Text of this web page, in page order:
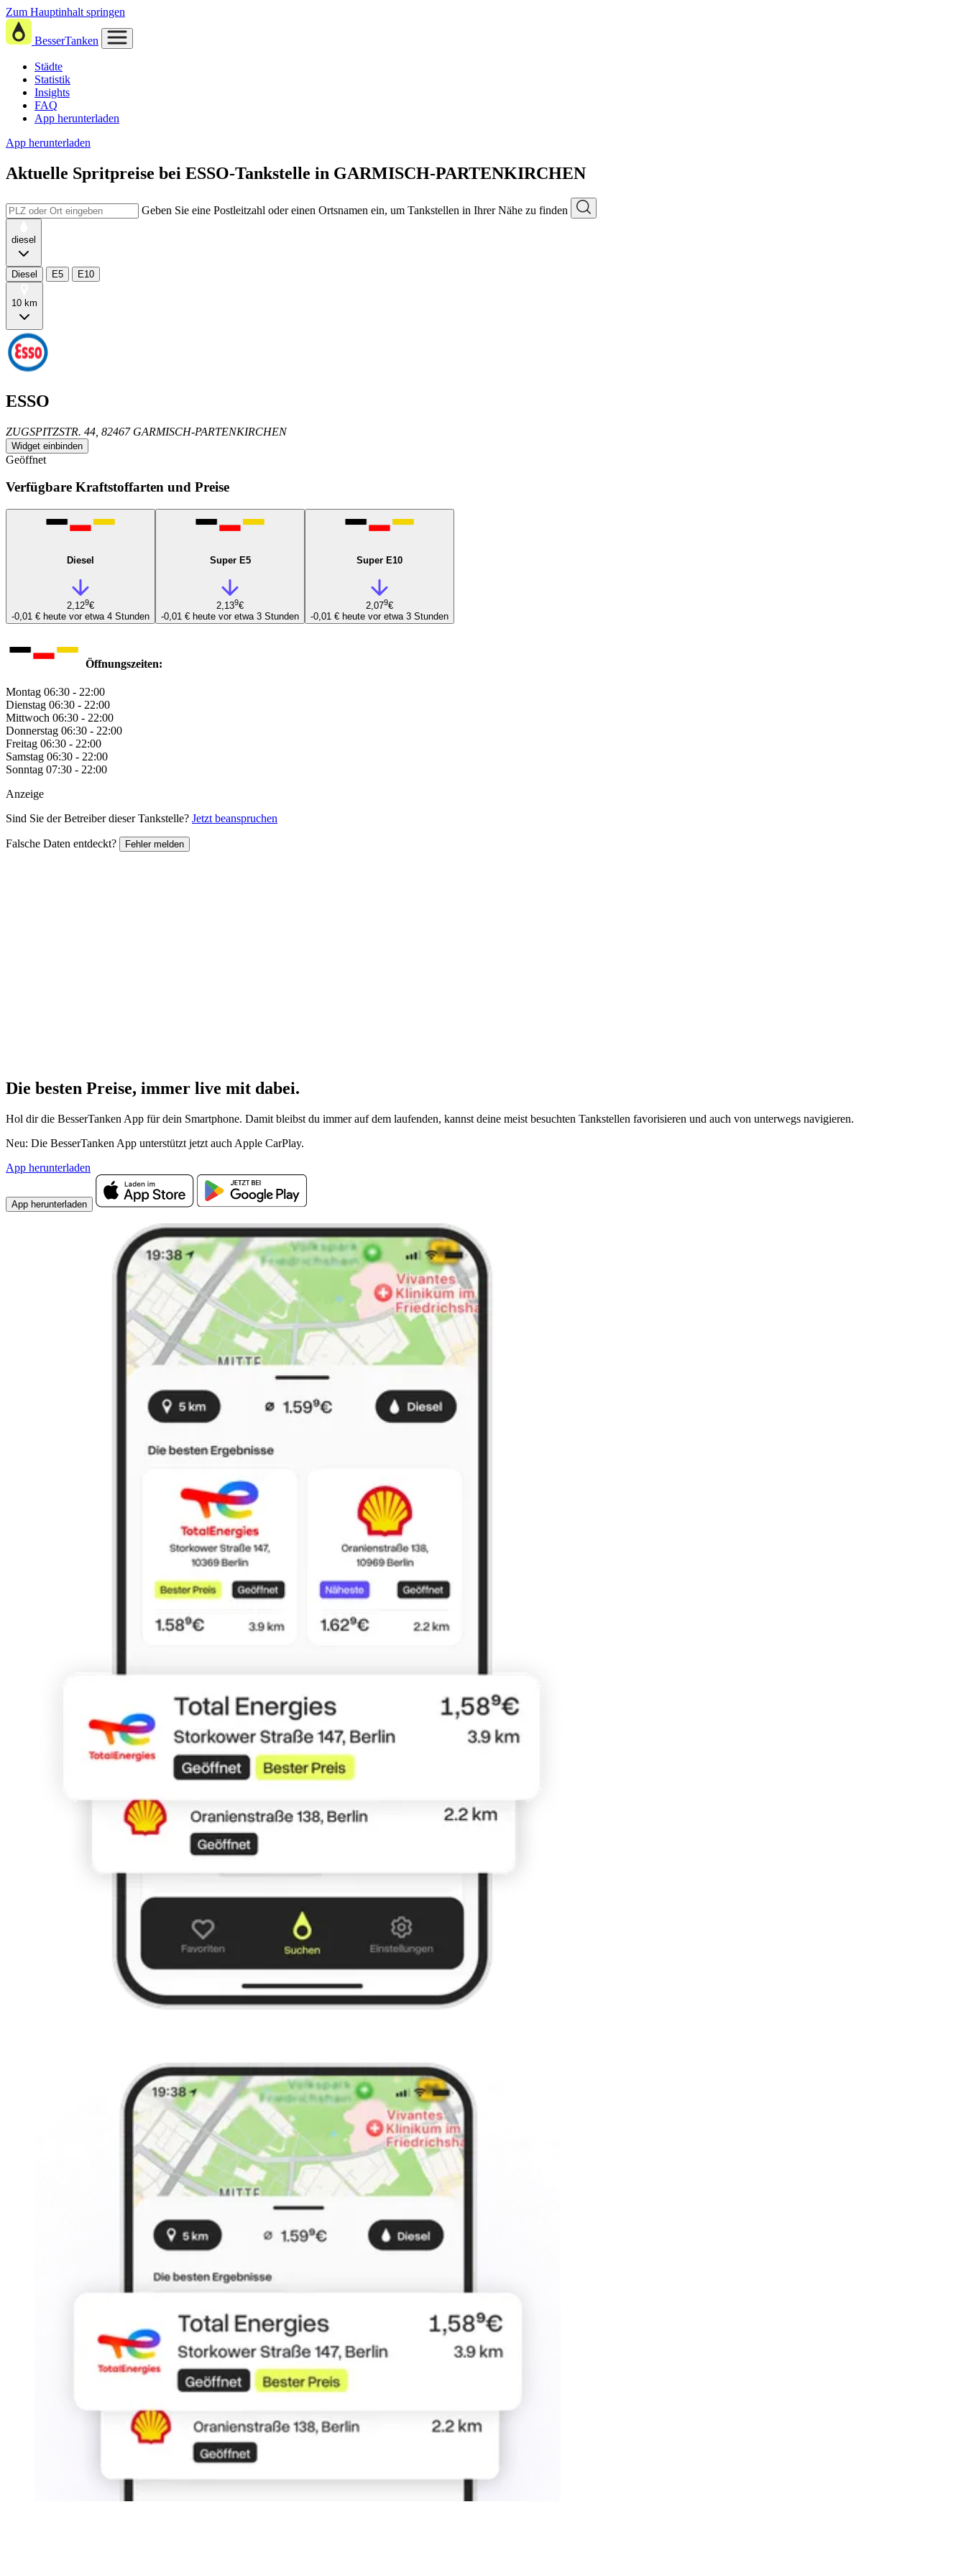
Zum Hauptinhalt springen
BesserTanken
Städte
Statistik
Insights
FAQ
App herunterladen
App herunterladen
Aktuelle Spritpreise bei ESSO-Tankstelle in GARMISCH-PARTENKIRCHEN
Geben Sie eine Postleitzahl oder einen Ortsnamen ein, um Tankstellen in Ihrer Nähe zu finden
diesel
Diesel E5 E10
10 km
ESSO
ZUGSPITZSTR. 44, 82467 GARMISCH-PARTENKIRCHEN
Widget einbinden
Geöffnet
Verfügbare Kraftstoffarten und Preise
Diesel
2,129€
-0,01 € heute vor etwa 4 Stunden
Super E5
2,139€
-0,01 € heute vor etwa 3 Stunden
Super E10
2,079€
-0,01 € heute vor etwa 3 Stunden
Öffnungszeiten:
Montag 06:30 - 22:00
Dienstag 06:30 - 22:00
Mittwoch 06:30 - 22:00
Donnerstag 06:30 - 22:00
Freitag 06:30 - 22:00
Samstag 06:30 - 22:00
Sonntag 07:30 - 22:00
Anzeige
Sind Sie der Betreiber dieser Tankstelle? Jetzt beanspruchen
Falsche Daten entdeckt? Fehler melden
Die besten Preise, immer live mit dabei.
Hol dir die BesserTanken App für dein Smartphone. Damit bleibst du immer auf dem laufenden, kannst deine meist besuchten Tankstellen favorisieren und auch von unterwegs navigieren.
Neu: Die BesserTanken App unterstützt jetzt auch Apple CarPlay.
App herunterladen
App herunterladen